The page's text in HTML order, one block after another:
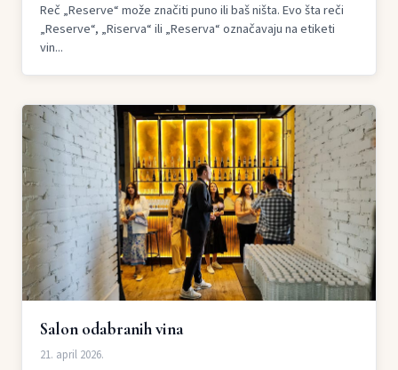
Reč „Reserve“ može značiti puno ili baš ništa. Evo šta reči
„Reserve“, „Riserva“ ili „Reserva“ označavaju na etiketi
vin...
Salon odabranih vina
21. april 2026.